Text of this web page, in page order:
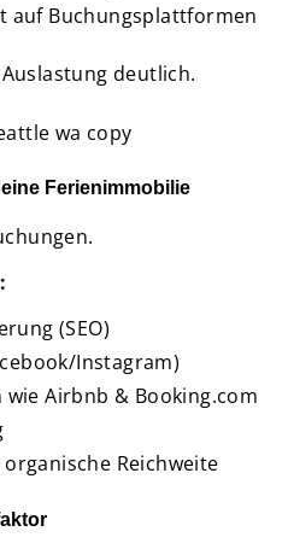
auf Buchungsplattformen
deutlich.
Ferienimmobilie
(SEO)
Instagram)
Airbnb & Booking.com
Reichweite